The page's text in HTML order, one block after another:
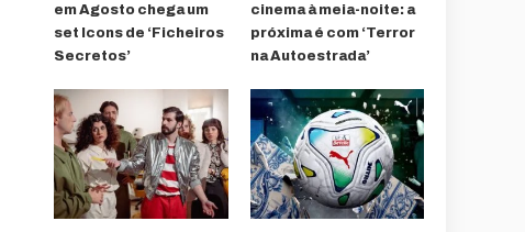
em Agosto chega um
set Icons de ‘Ficheiros
Secretos’
cinema à meia-noite: a
próxima é com ‘Terror
na Autoestrada’